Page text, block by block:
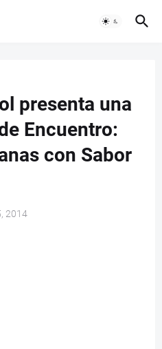
presenta una
Encuentro:
con Sabor
2014